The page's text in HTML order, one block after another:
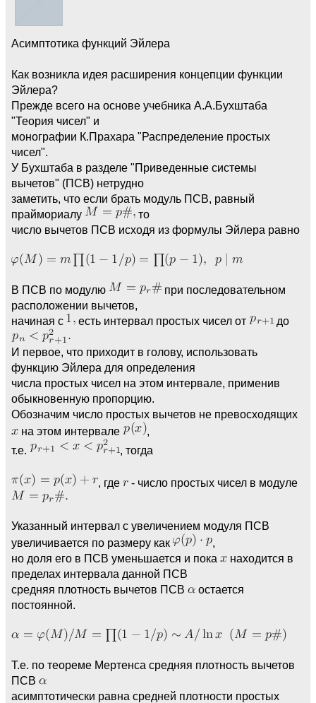
Асимптотика функций Эйлера
Как возникла идея расширения концепции функции
Эйлера?
Прежде всего на основе учебника А.А.Бухштаба
"Теория чисел" и
монографии К.Прахара "Распределение простых
чисел".
У Бухштаба в разделе "Приведенные системы
вычетов" (ПСВ) нетрудно
заметить, что если брать модуль ПСВ, равный
праймориалу
то
число вычетов ПСВ исходя из формулы Эйлера равно
В ПСВ по модулю
при последовательном
расположении вычетов,
начиная с
есть интервал простых чисел от до
И первое, что приходит в голову, использовать
функцию Эйлера для определения
числа простых чисел на этом интервале, применив
обыкновенную пропорцию.
Обозначим число простых вычетов не превосходящих
на этом интервале
,
т.е.
, тогда
, где - число простых чисел в модуле
Указанный интервал с увеличением модуля ПСВ
увеличивается по размеру как
,
но доля его в ПСВ уменьшается и пока
находится в
пределах интервала данной ПСВ
средняя плотность вычетов ПСВ
остается
постоянной.
Т.е. по теореме Мертенса средняя плотность вычетов
ПСВ
асимптотически рaвна средней плотности простых